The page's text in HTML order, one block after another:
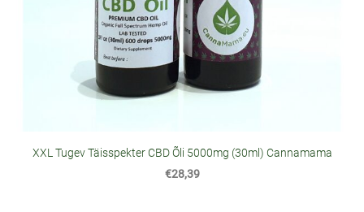
XXL Tugev Täisspekter CBD Õli 5000mg (30ml) Cannamama
€28,39